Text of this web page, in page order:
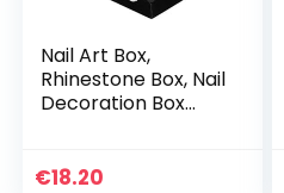
Nail Art Box,
Rhinestone Box, Nail
Decoration Box
verscheidenheid
€18.20